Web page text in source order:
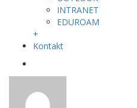
INTRANET
EDUROAM
+
Kontakt